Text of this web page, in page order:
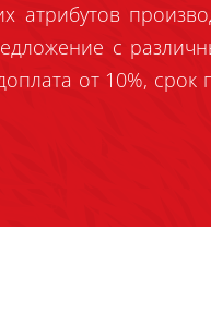
атрибутов
с
от 10%, срок